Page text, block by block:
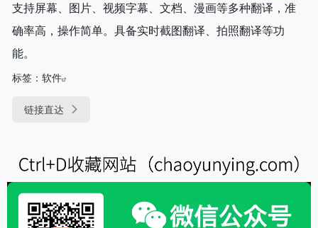
支持屏幕、图片、视频字幕、文档、漫画等多种翻译，准
确率高，操作简单。具备实时截图翻译、拍照翻译等功
能。
标签： 软件
链接直达